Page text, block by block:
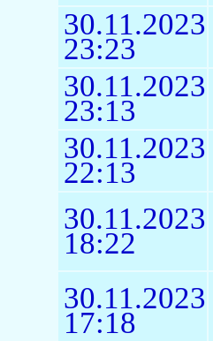
30.11.2023
23:23
30.11.2023
23:13
30.11.2023
22:13
30.11.2023
18:22
30.11.2023
17:18